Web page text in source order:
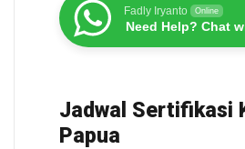
Fadly Iryanto Online
Need Help? Chat
Jadwal Sertifikasi
Papua